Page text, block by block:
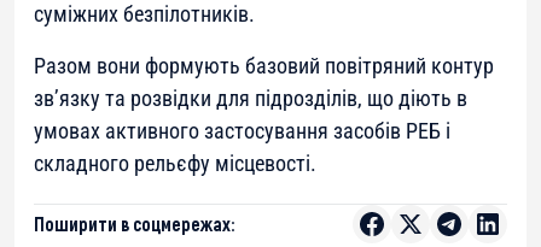
суміжних безпілотників.
Разом вони формують базовий повітряний контур
зв’язку та розвідки для підрозділів, що діють в
умовах активного застосування засобів РЕБ і
складного рельєфу місцевості.
Поширити в соцмережах: